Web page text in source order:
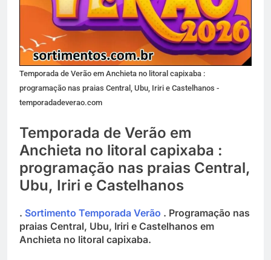
Temporada de Verão em Anchieta no litoral capixaba :
programação nas praias Central, Ubu, Iriri e Castelhanos -
temporadadeverao.com
Temporada de Verão em
Anchieta no litoral capixaba :
programação nas praias Central,
Ubu, Iriri e Castelhanos
. Sortimento Temporada Verão . Programação nas
praias Central, Ubu, Iriri e Castelhanos em
Anchieta no litoral capixaba.